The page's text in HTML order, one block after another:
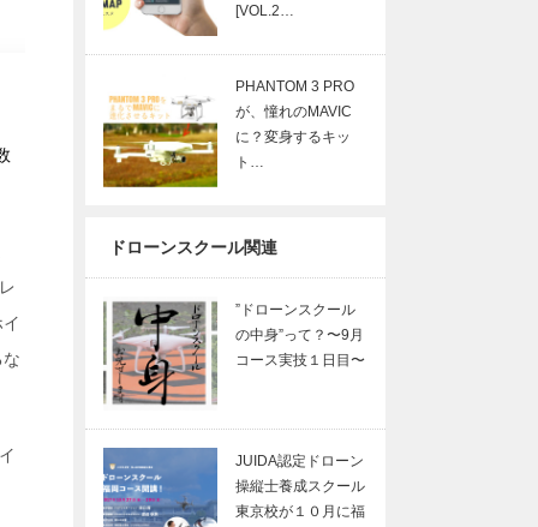
[VOL.2…
PHANTOM 3 PRO
が、憧れのMAVIC
に？変身するキッ
ト…
ドローンスクール関連
”ドローンスクール
の中身”って？〜9月
コース実技１日目〜
JUIDA認定ドローン
操縦士養成スクール
東京校が１０月に福